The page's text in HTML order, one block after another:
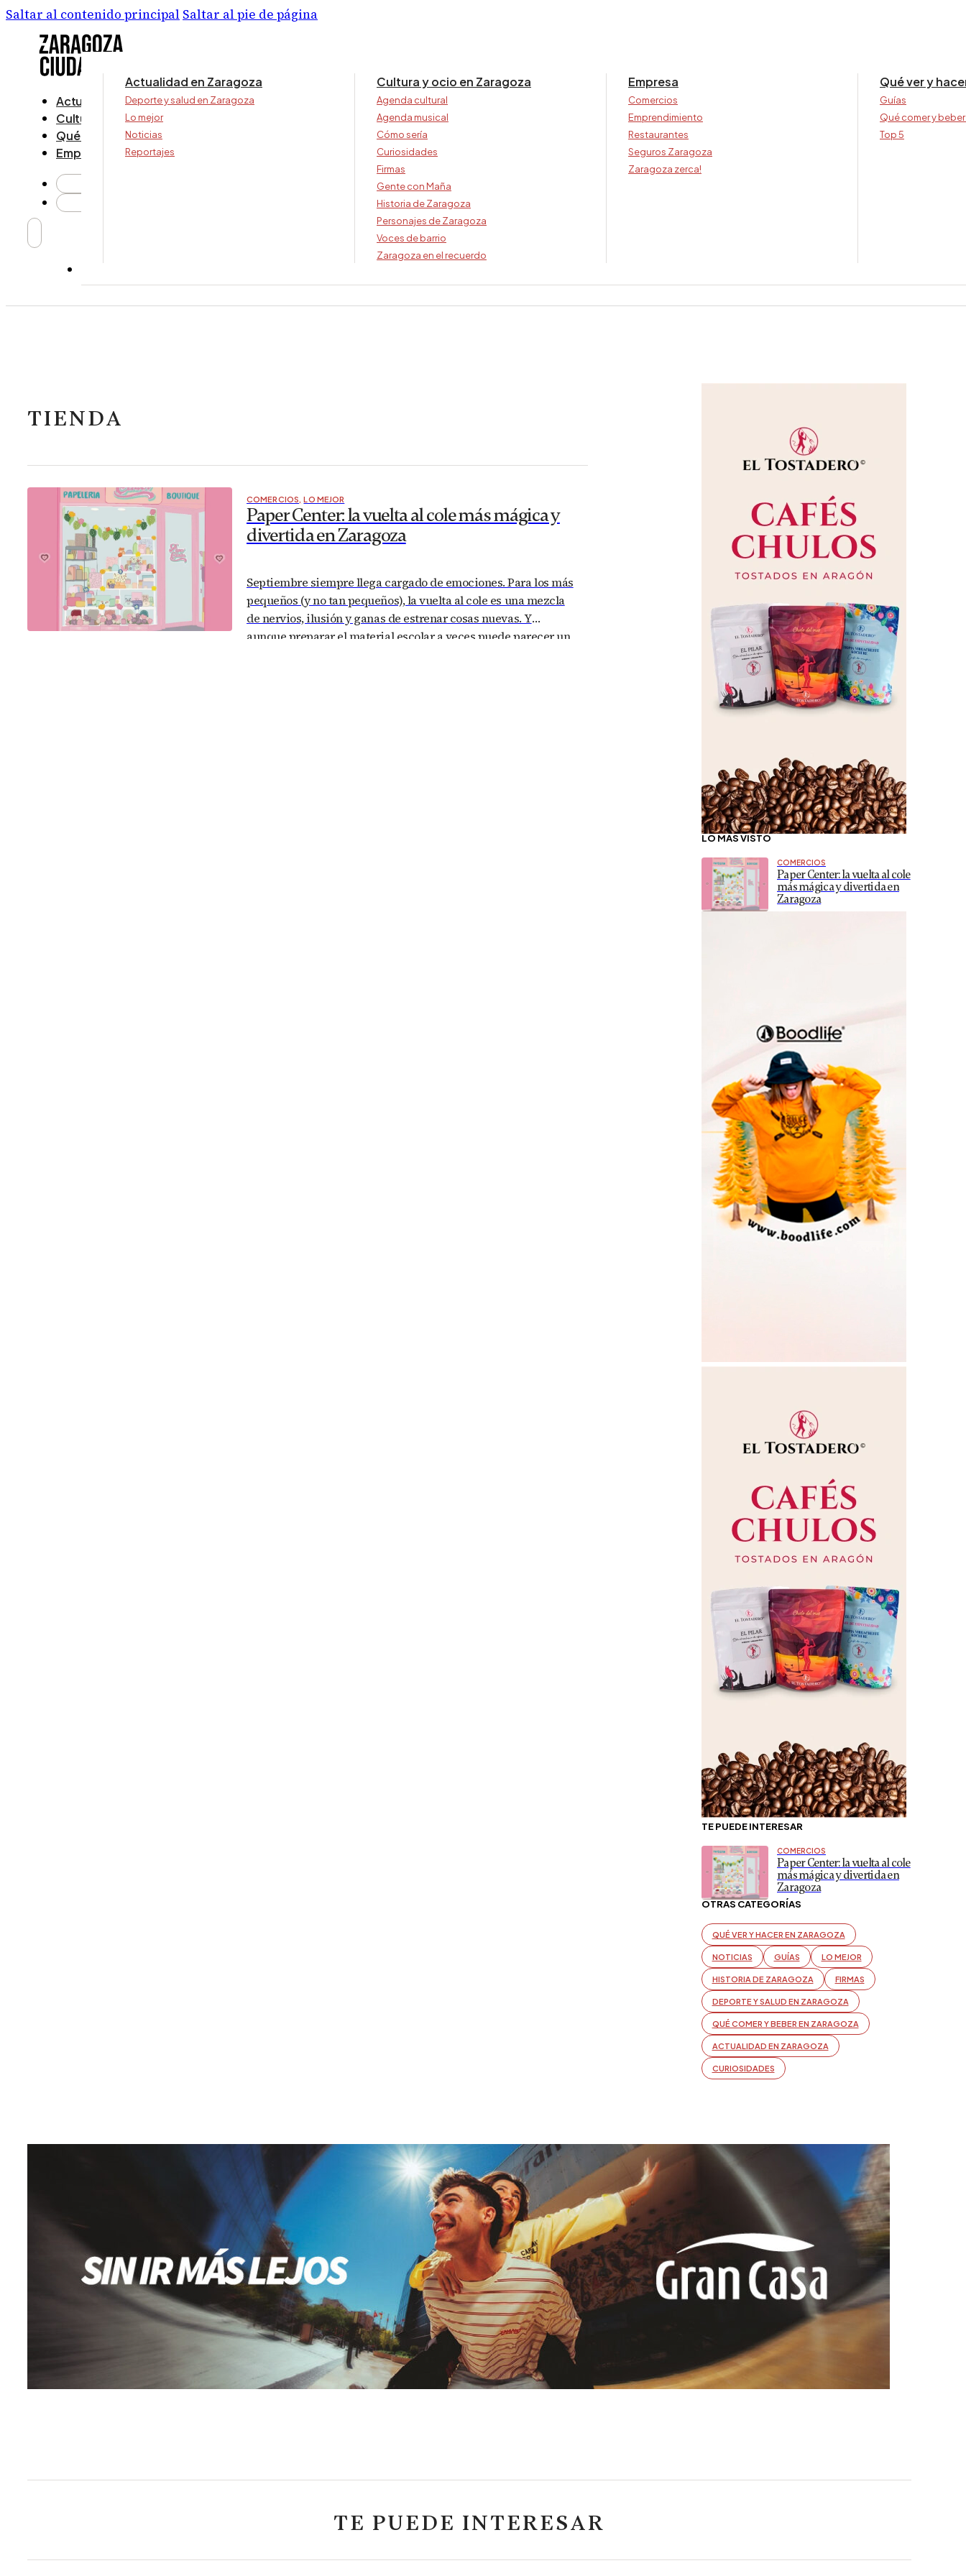
Saltar al contenido principal Saltar al pie de página
Actualidad
Cultura y ocio
Qué ver y hacer
Empresa
Actualidad en Zaragoza
Deporte y salud en Zaragoza
Lo mejor
Noticias
Reportajes
Cultura y ocio en Zaragoza
Agenda cultural
Agenda musical
Cómo sería
Curiosidades
Firmas
Gente con Maña
Historia de Zaragoza
Personajes de Zaragoza
Voces de barrio
Zaragoza en el recuerdo
Empresa
Comercios
Emprendimiento
Restaurantes
Seguros Zaragoza
Zaragoza zerca!
Qué ver y
Guías
Qué comer y
Top 5
TIENDA
COMERCIOS, LO MEJOR
Paper Center: la vuelta al cole más mágica y
divertida en Zaragoza
Septiembre siempre llega cargado de emociones. Para los más
pequeños (y no tan pequeños), la vuelta al cole es una mezcla
de nervios, ilusión y ganas de estrenar cosas nuevas. Y
aunque preparar el material escolar a veces puede parecer un
LO MÁS VISTO
COMERCIOS
Paper Center: la vuelta al cole
más mágica y divertida en
Zaragoza
TE PUEDE INTERESAR
COMERCIOS
Paper Center: la vuelta al cole
más mágica y divertida en
Zaragoza
OTRAS CATEGORÍAS
QUÉ VER Y HACER EN ZARAGOZA
NOTICIAS GUÍAS LO MEJOR
HISTORIA DE ZARAGOZA FIRMAS
DEPORTE Y SALUD EN ZARAGOZA
QUÉ COMER Y BEBER EN ZARAGOZA
ACTUALIDAD EN ZARAGOZA
CURIOSIDADES
TE PUEDE INTERESAR